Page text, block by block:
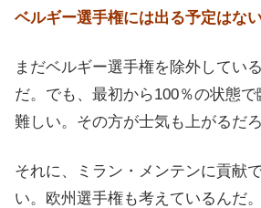
ベルギー選手権には出る予定はな
まだベルギー選手権を除外してい
だ。でも、最初から100％の状態
難しい。その方が士気も上がるだろ
それに、ミラン・メンテンに貢献
い。欧州選手権も考えているんだ